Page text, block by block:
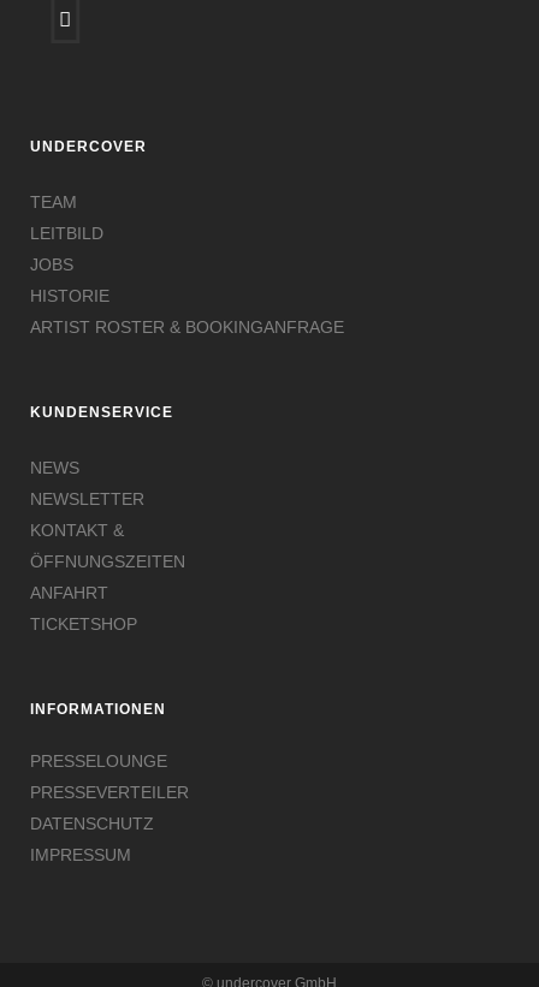
UNDERCOVER
TEAM
LEITBILD
JOBS
HISTORIE
ARTIST ROSTER & BOOKINGANFRAGE
KUNDENSERVICE
NEWS
NEWSLETTER
KONTAKT &
ÖFFNUNGSZEITEN
ANFAHRT
TICKETSHOP
INFORMATIONEN
PRESSELOUNGE
PRESSEVERTEILER
DATENSCHUTZ
IMPRESSUM
© undercover GmbH